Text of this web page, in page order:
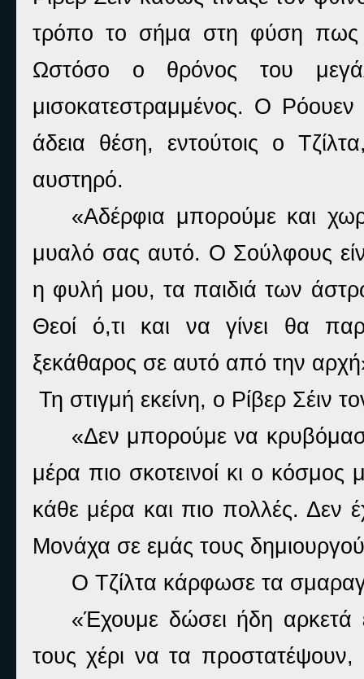
τρόπο το σήμα στη φύση πως
Ωστόσο ο θρόνος του
μισοκατεστραμμένος. Ο
άδεια θέση, εντούτοις ο
αυστηρό.
«Αδέρφια μπορούμε και
μυαλό σας αυτό. Ο Σούλφους
η φυλή μου, τα παιδιά των
Θεοί ό,τι και να γίνει θα
ξεκάθαρος σε αυτό από την
Τη στιγμή εκείνη, ο Ρίβερ Σέιν
«Δεν μπορούμε να
μέρα πιο σκοτεινοί κι ο κόσμος
κάθε μέρα και πιο πολλές. Δεν
Μονάχα σε εμάς τους
Ο Τζίλτα κάρφωσε τα
«Έχουμε δώσει ήδη αρκετά
τους χέρι να τα